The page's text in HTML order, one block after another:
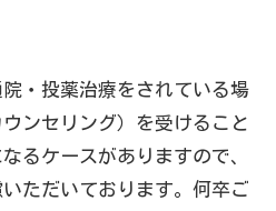
・投薬治療をされている場
ンセリング）を受けること
るケースがありますので、
ただいております。何卒ご